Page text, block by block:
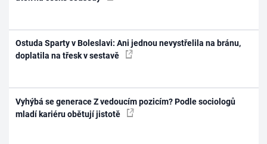
Ostuda Sparty v Boleslavi: Ani jednou nevystřelila na bránu,
doplatila na třesk v sestavě
Vyhýbá se generace Z vedoucím pozicím? Podle sociologů
mladí kariéru obětují jistotě